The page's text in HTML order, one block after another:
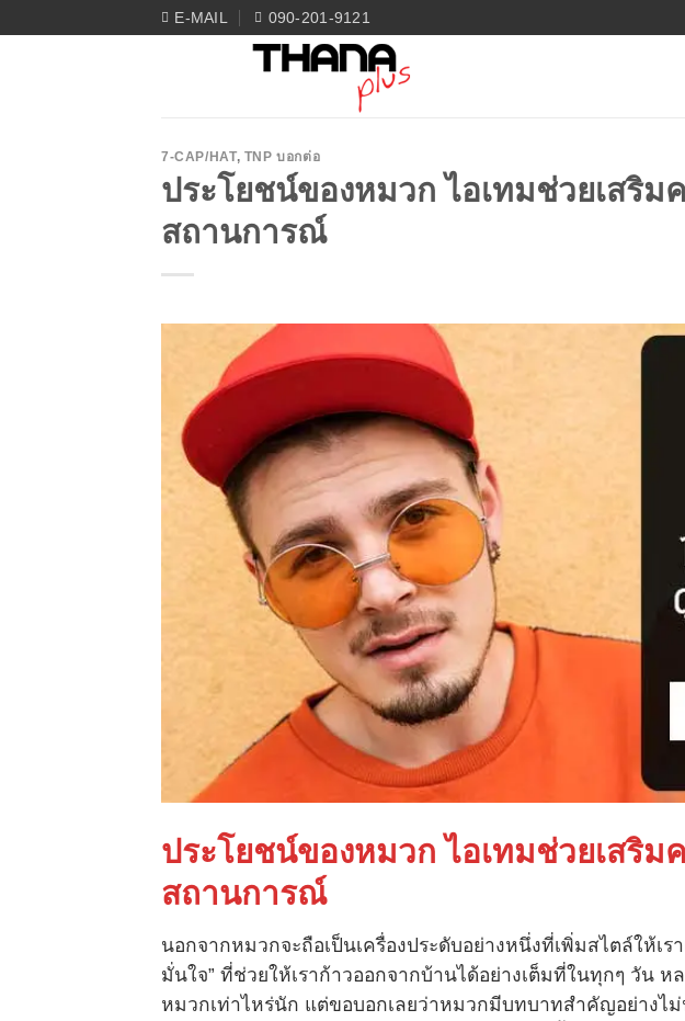
E-MAIL 090-201-9121
7-CAP/HAT, TNP บอกต่อ
ประโยชน์ของหมวก ไอเทมช่วยเสริม
สถานการณ์
ประโยชน์ของหมวก ไอเทมช่วยเสริม
สถานการณ์
นอกจากหมวกจะถือเป็นเครื่องประดับอย่างหนึ่งที่เพิ่มสไตล์ให้เร
มั่นใจ” ที่ช่วยให้เราก้าวออกจากบ้านได้อย่างเต็มที่ในทุกๆ วัน
หมวกเท่าไหร่นัก แต่ขอบอกเลยว่าหมวกมีบทบาทสำคัญอย่างไม่